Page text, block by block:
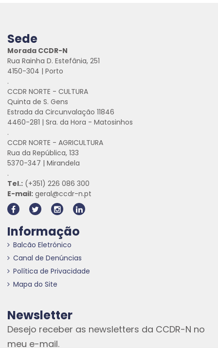
Sede
Morada CCDR-N
Rua Rainha D. Estefânia, 251
4150-304 | Porto
.
CCDR NORTE - CULTURA
Quinta de S. Gens
Estrada da Circunvalação 11846
4460-281 | Sra. da Hora - Matosinhos
.
CCDR NORTE - AGRICULTURA
Rua da República, 133
5370-347 | Mirandela
.
Tel.: (+351) 226 086 300
E-mail: geral@ccdr-n.pt
Informação
Balcão Eletrónico
Canal de Denúncias
Política de Privacidade
Mapa do Site
Newsletter
Desejo receber as newsletters da CCDR-N no
meu e-mail.